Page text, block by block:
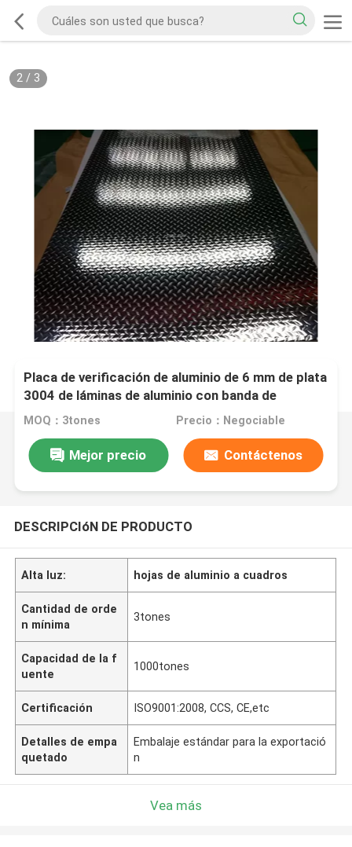
2/ 3
Placa de verificación de aluminio de 6 mm de plata
3004 de láminas de aluminio con banda de
rodadura de diamante
MOQ：3tones Precio：Negociable
Mejor precio Contáctenos
DESCRIPCIóN DE PRODUCTO
Alta luz: hojas de aluminio a cuadros
Cantidad de orde
n mínima
3tones
Capacidad de la f
uente
1000tones
Certificación ISO9001:2008, CCS, CE,etc
Detalles de empa
quetado
Embalaje estándar para la exportació
n
Vea más